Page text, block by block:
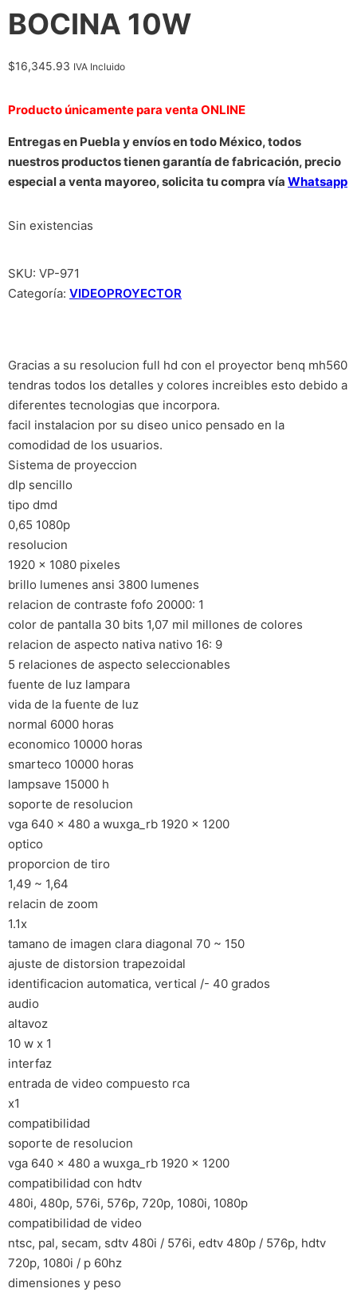
BOCINA 10W
$16,345.93 IVA Incluido
Producto únicamente para venta ONLINE
Entregas en Puebla y envíos en todo México, todos
nuestros productos tienen garantía de fabricación, precio
especial a venta mayoreo, solicita tu compra vía Whatsapp
Sin existencias
SKU: VP-971
Categoría: VIDEOPROYECTOR
Gracias a su resolucion full hd con el proyector benq mh560
tendras todos los detalles y colores increibles esto debido a
diferentes tecnologias que incorpora.
facil instalacion por su diseo unico pensado en la
comodidad de los usuarios.
Sistema de proyeccion
dlp sencillo
tipo dmd
0,65 1080p
resolucion
1920 x 1080 pixeles
brillo lumenes ansi 3800 lumenes
relacion de contraste fofo 20000: 1
color de pantalla 30 bits 1,07 mil millones de colores
relacion de aspecto nativa nativo 16: 9
5 relaciones de aspecto seleccionables
fuente de luz lampara
vida de la fuente de luz
normal 6000 horas
economico 10000 horas
smarteco 10000 horas
lampsave 15000 h
soporte de resolucion
vga 640 x 480 a wuxga_rb 1920 x 1200
optico
proporcion de tiro
1,49 ~ 1,64
relacin de zoom
1.1x
tamano de imagen clara diagonal 70 ~ 150
ajuste de distorsion trapezoidal
identificacion automatica, vertical /- 40 grados
audio
altavoz
10 w x 1
interfaz
entrada de video compuesto rca
x1
compatibilidad
soporte de resolucion
vga 640 x 480 a wuxga_rb 1920 x 1200
compatibilidad con hdtv
480i, 480p, 576i, 576p, 720p, 1080i, 1080p
compatibilidad de video
ntsc, pal, secam, sdtv 480i / 576i, edtv 480p / 576p, hdtv
720p, 1080i / p 60hz
dimensiones y peso